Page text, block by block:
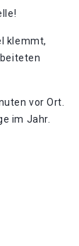
klemmt,
vor Ort.
im Jahr.